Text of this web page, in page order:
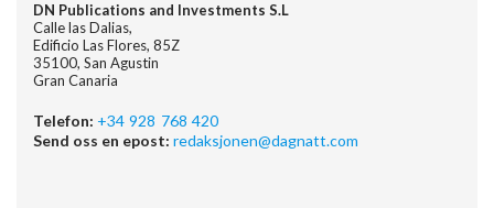
DN Publications and Investments S.L
Calle las Dalias,
Edificio Las Flores, 85Z
35100, San Agustin
Gran Canaria
Telefon: +34 928 768 420
Send oss en epost: redaksjonen@dagnatt.com